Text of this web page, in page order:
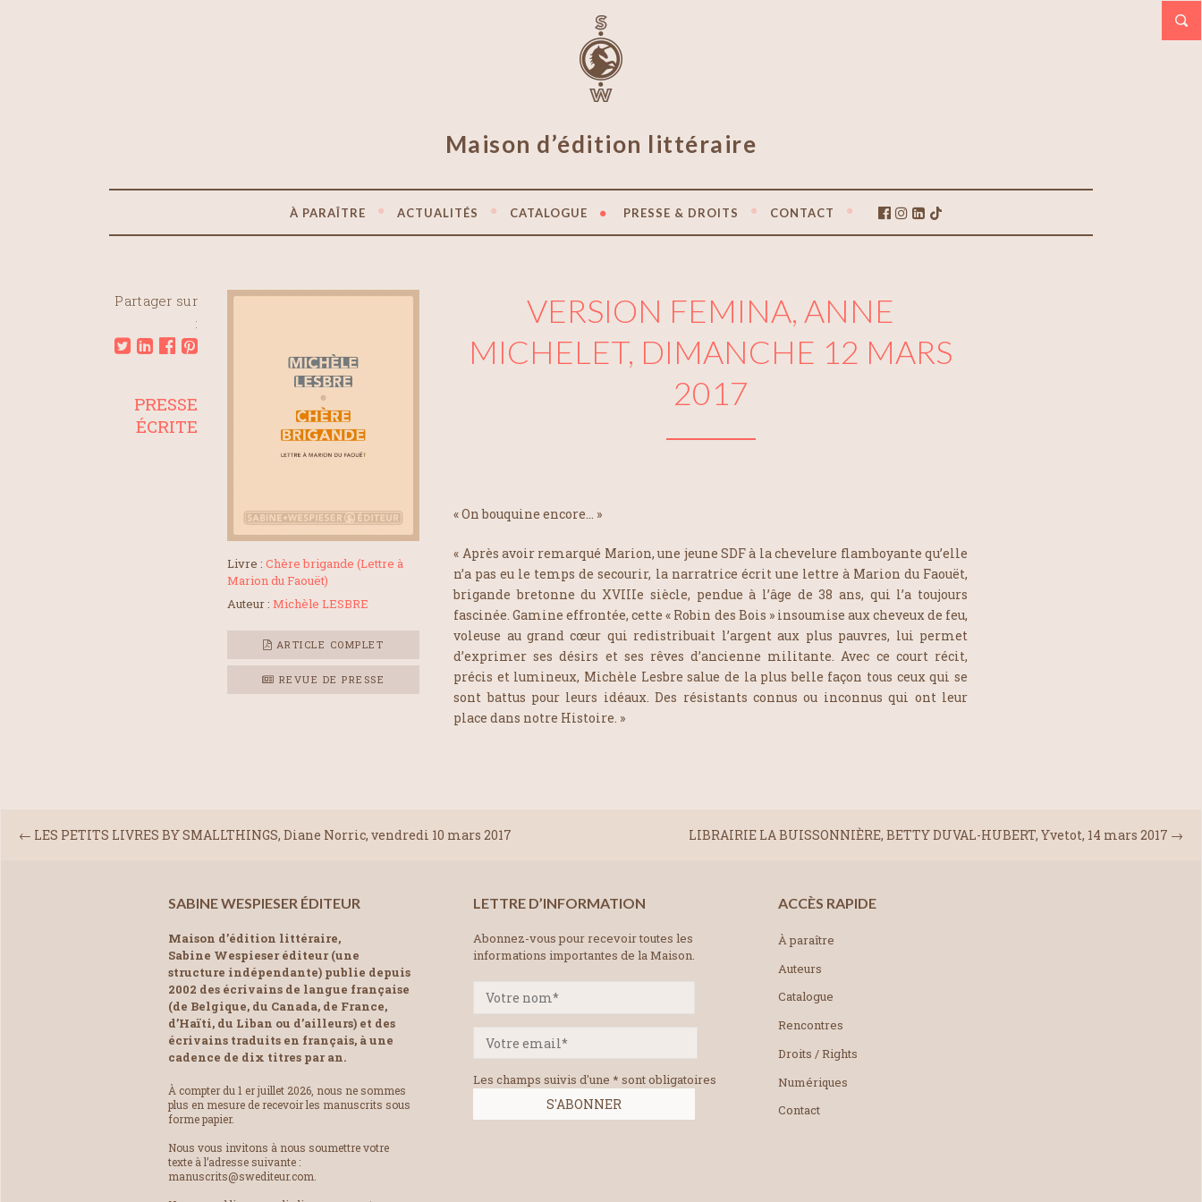
Maison d’édition littéraire
À PARAÎTRE ACTUALITÉS CATALOGUE PRESSE & DROITS CONTACT
Partager sur
:
Livre : Chère brigande (Lettre à
Marion du Faouët)
Auteur : Michèle LESBRE
ARTICLE COMPLET
REVUE DE PRESSE
VERSION FEMINA, ANNE
MICHELET, DIMANCHE 12 MARS
2017
« On bouquine encore… »
« Après avoir remarqué Marion, une jeune SDF à la chevelure flamboyante qu’elle
n’a pas eu le temps de secourir, la narratrice écrit une lettre à Marion du Faouët,
brigande bretonne du XVIIIe siècle, pendue à l’âge de 38 ans, qui l’a toujours
fascinée. Gamine effrontée, cette « Robin des Bois » insoumise aux cheveux de feu,
voleuse au grand cœur qui redistribuait l’argent aux plus pauvres, lui permet
d’exprimer ses désirs et ses rêves d’ancienne militante. Avec ce court récit,
précis et lumineux, Michèle Lesbre salue de la plus belle façon tous ceux qui se
sont battus pour leurs idéaux. Des résistants connus ou inconnus qui ont leur
place dans notre Histoire. »
PRESSE
ÉCRITE
LIBRAIRIE LA BUISSONNIÈRE, BETTY DUVAL-HUBERT, Yvetot, 14 mars 2017 →
← LES PETITS LIVRES BY SMALLTHINGS, Diane Norric, vendredi 10 mars 2017
SABINE WESPIESER ÉDITEUR
Maison d’édition littéraire,
Sabine Wespieser éditeur (une
structure indépendante) publie depuis
2002 des écrivains de langue française
(de Belgique, du Canada, de France,
d’Haïti, du Liban ou d’ailleurs) et des
écrivains traduits en français, à une
cadence de dix titres par an.
À compter du 1 er juillet 2026, nous ne sommes
plus en mesure de recevoir les manuscrits sous
forme papier.
Nous vous invitons à nous soumettre votre
texte à l’adresse suivante :
manuscrits@swediteur.com.
LETTRE D’INFORMATION
Abonnez-vous pour recevoir toutes les
informations importantes de la Maison.
Les champs suivis d'une * sont obligatoires
ACCÈS RAPIDE
À paraître
Auteurs
Catalogue
Rencontres
Droits / Rights
Numériques
Contact